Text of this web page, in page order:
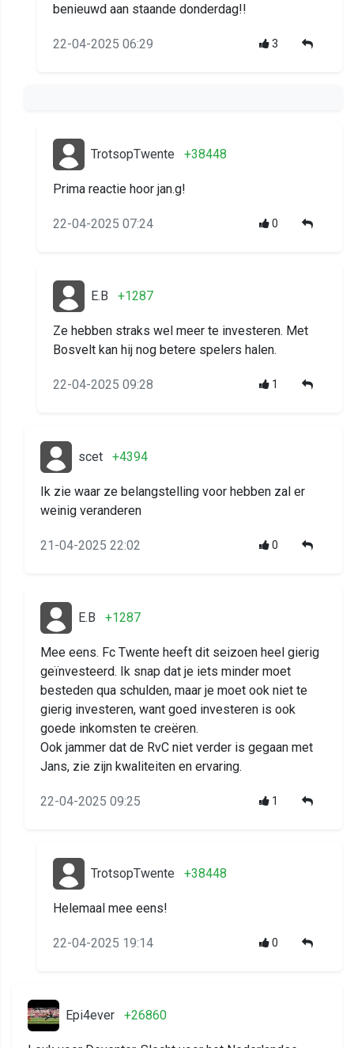
benieuwd aan staande donderdag!!
22-04-2025 06:29 3
TrotsopTwente +38448
Prima reactie hoor jan.g!
22-04-2025 07:24 0
E.B +1287
Ze hebben straks wel meer te investeren. Met
Bosvelt kan hij nog betere spelers halen.
22-04-2025 09:28 1
scet +4394
Ik zie waar ze belangstelling voor hebben zal er
weinig veranderen
21-04-2025 22:02 0
E.B +1287
Mee eens. Fc Twente heeft dit seizoen heel gierig
geïnvesteerd. Ik snap dat je iets minder moet
besteden qua schulden, maar je moet ook niet te
gierig investeren, want goed investeren is ook
goede inkomsten te creëren.
Ook jammer dat de RvC niet verder is gegaan met
Jans, zie zijn kwaliteiten en ervaring.
22-04-2025 09:25 1
TrotsopTwente +38448
Helemaal mee eens!
22-04-2025 19:14 0
Epi4ever +26860